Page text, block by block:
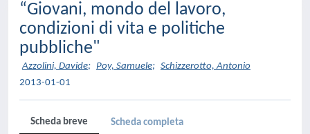
“Giovani, mondo del lavoro,
condizioni di vita e politiche
pubbliche"
Azzolini, Davide; Poy, Samuele; Schizzerotto, Antonio
2013-01-01
Scheda breve Scheda completa